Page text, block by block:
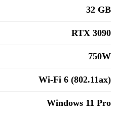
32 GB
RTX 3090
750W
Wi-Fi 6 (802.11ax)
Windows 11 Pro